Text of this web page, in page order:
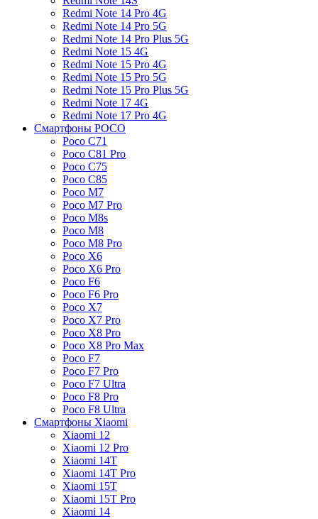
Redmi Note 14 Pro 4G
Redmi Note 14 Pro 5G
Redmi Note 14 Pro Plus 5G
Redmi Note 15 4G
Redmi Note 15 Pro 4G
Redmi Note 15 Pro 5G
Redmi Note 15 Pro Plus 5G
Redmi Note 17 4G
Redmi Note 17 Pro 4G
Смартфоны POCO
Poco C71
Poco C81 Pro
Poco C75
Poco C85
Poco M7
Poco M7 Pro
Poco M8s
Poco M8
Poco M8 Pro
Poco X6
Poco X6 Pro
Poco F6
Poco F6 Pro
Poco X7
Poco X7 Pro
Poco X8 Pro
Poco X8 Pro Max
Poco F7
Poco F7 Pro
Poco F7 Ultra
Poco F8 Pro
Poco F8 Ultra
Смартфоны Xiaomi
Xiaomi 12
Xiaomi 12 Pro
Xiaomi 14T
Xiaomi 14T Pro
Xiaomi 15T
Xiaomi 15T Pro
Xiaomi 14